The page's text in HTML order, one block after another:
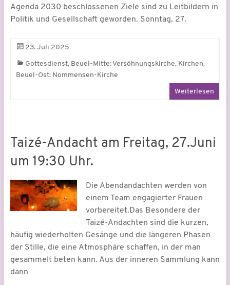
Agenda 2030 beschlossenen Ziele sind zu Leitbildern in
Politik und Gesellschaft geworden. Sonntag, 27.
23. Juli 2025
Gottesdienst, Beuel-Mitte: Versöhnungskirche, Kirchen,
Beuel-Ost: Nommensen-Kirche
Weiterlesen
Taizé-Andacht am Freitag, 27.Juni
um 19:30 Uhr.
Die Abendandachten werden von
einem Team engagierter Frauen
vorbereitet.Das Besondere der
Taizé-Andachten sind die kurzen,
häufig wiederholten Gesänge und die längeren Phasen
der Stille, die eine Atmosphäre schaffen, in der man
gesammelt beten kann. Aus der inneren Sammlung kann
dann